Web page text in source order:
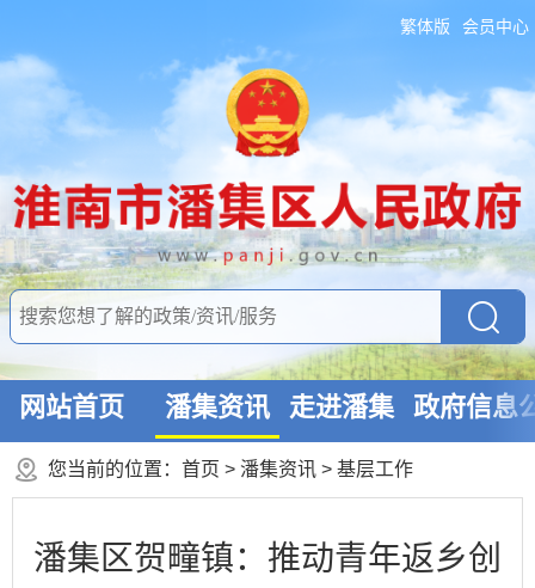
繁体版 会员中心
网站首页 潘集资讯 走进潘集 政府信息
您当前的位置： 首页 > 潘集资讯 > 基层工作
潘集区贺疃镇：推动青年返乡创